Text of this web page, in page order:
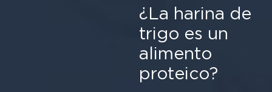
¿La harina de
trigo es un
alimento
proteico?